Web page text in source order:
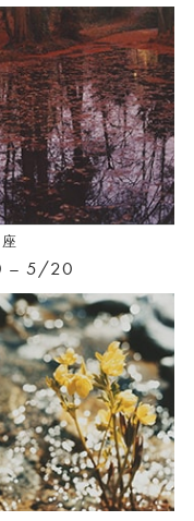
– 5/20